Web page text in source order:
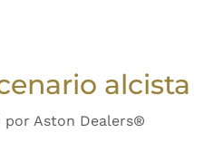
alcista
por Aston Dealers®